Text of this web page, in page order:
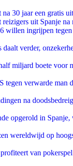
30 jaar een gratis
uit Spanje na
willen ingrijpen
daalt verder,
miljard boete voor
tegen verwarde man
na
opgerold in Spanje,
wereldwijd op
van